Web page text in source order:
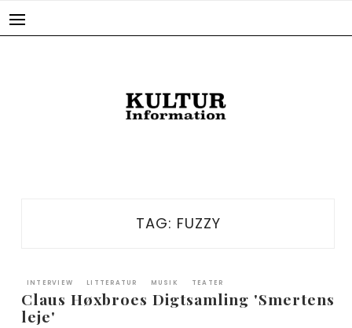
TAG: FUZZY
INTERVIEW LITTERATUR MUSIK TEATER
Claus Høxbroes Digtsamling 'Smertens
leje'